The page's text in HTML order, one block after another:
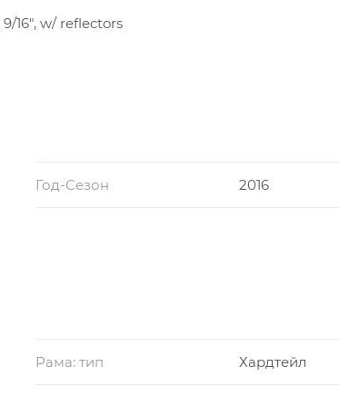
9/16", w/ reflectors
Год-Сезон 2016
Рама: тип Хардтейл